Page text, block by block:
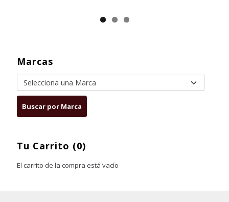
Marcas
Tu Carrito (0)
El carrito de la compra está vacío